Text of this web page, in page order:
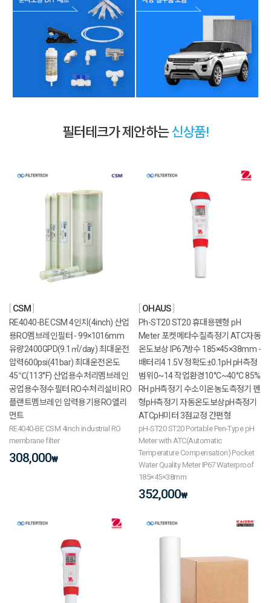
필터테크가 제안하는신상품!
CSM
RE4040-BE CSM 4인치(4inch) 산업
용RO멤브레인필터 - 99×1016mm
유량2400GPD(9.1㎥/day) 최대운전
압력600psi(41bar) 최대운전온도
45℃(113°F) 산업용수처리멤브레인
공업용수정수필터 RO수처리설비 RO
플랜트멤브레인 압력용기용RO엘리
먼트
RE4040-BE CSM 4inch industrial RO
membrane filter
308,000₩
OHAUS
Ph-ST20 ST20 휴대용펜형 pH
Meter 포켓메타수질측정기 ATC자동
온도보상 IP67방수 185×45×38mm -
배터리4 1.5V 정확도±0.1pH pH측정
범위0~14 작업환경10°C~40°C 85%
RH pH측정기 수소이온농도측정기 펜
형pH측정기 자동온도보상pH측정기
ATCpH미터 3점교정 간편형
pH-ST20 ST20 Portable Pen-Type pH
Meter with ATC(Automatic
Temperature Compensation) Pocket
Water Quality Meter IP67 Waterproof
185×45×38mm
352,000₩